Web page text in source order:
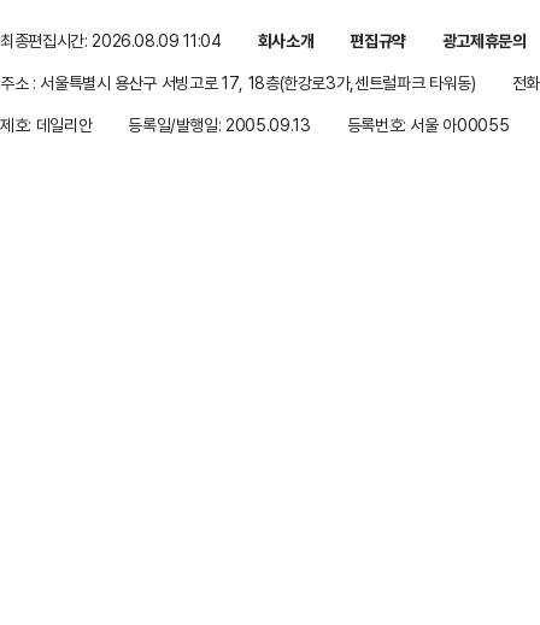
최종편집시간: 2026.08.09 11:04 회사소개 편집규약
광고제휴문의
주소 : 서울특별시 용산구 서빙고로 17, 18층(한강로3가,센트럴파크 타워동)
전
제호: 데일리안
등록일/발행일: 2005.09.13 등록번호: 서울 아00055